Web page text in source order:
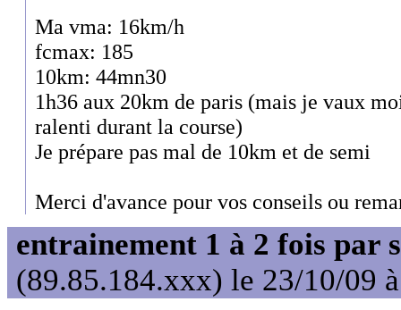
Ma vma: 16km/h
fcmax: 185
10km: 44mn30
1h36 aux 20km de paris (mais je vaux
ralenti durant la course)
Je prépare pas mal de 10km et de semi
Merci d'avance pour vos conseils ou
entrainement 1 à 2 fois par
(89.85.184.xxx) le 23/10/09